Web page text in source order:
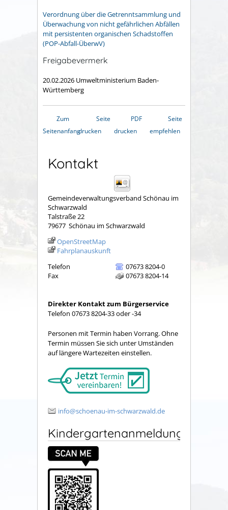
Verordnung über die Getrenntsammlung und
Überwachung von nicht gefährlichen Abfällen
mit persistenten organischen Schadstoffen
(POP-Abfall-ÜberwV)
Freigabevermerk
20.02.2026 Umweltministerium Baden-
Württemberg
Zum
Seitenanfang
Seite
drucken
PDF
drucken
Seite
empfehlen
Kontakt
Gemeindeverwaltungsverband Schönau im
Schwarzwald
Talstraße 22
79677 Schönau im Schwarzwald
OpenStreetMap
Fahrplanauskunft
Telefon
07673 8204-0
Fax
07673 8204-14
Direkter Kontakt zum Bürgerservice
Telefon 07673 8204-33 oder -34
Personen mit Termin haben Vorrang. Ohne
Termin müssen Sie sich unter Umständen
auf längere Wartezeiten einstellen.
info@schoenau-im-schwarzwald.de
Kindergartenanmeldung